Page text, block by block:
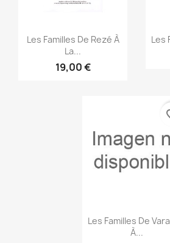
Vista rápida
Les Familles De Rezé À
La...
19,00 €
Les
Vista
Les Familles De
À...